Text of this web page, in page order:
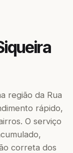
região da Rua
rápido,
O serviço
correta dos